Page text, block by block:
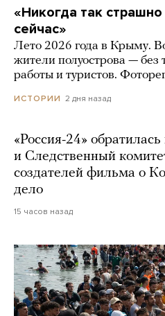
«Никогда так
сейчас»
Лето 2026 года в Крыму.
жители полуострова — без
работы и туристов.
ИСТОРИИ 2 дня назад
«Россия-24»
и Следственный
создателей фильма о
дело
15 часов назад